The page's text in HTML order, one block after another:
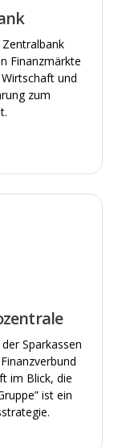
Finanzmärkte
und
zum
Sparkassen
im Blick, die
ist ein